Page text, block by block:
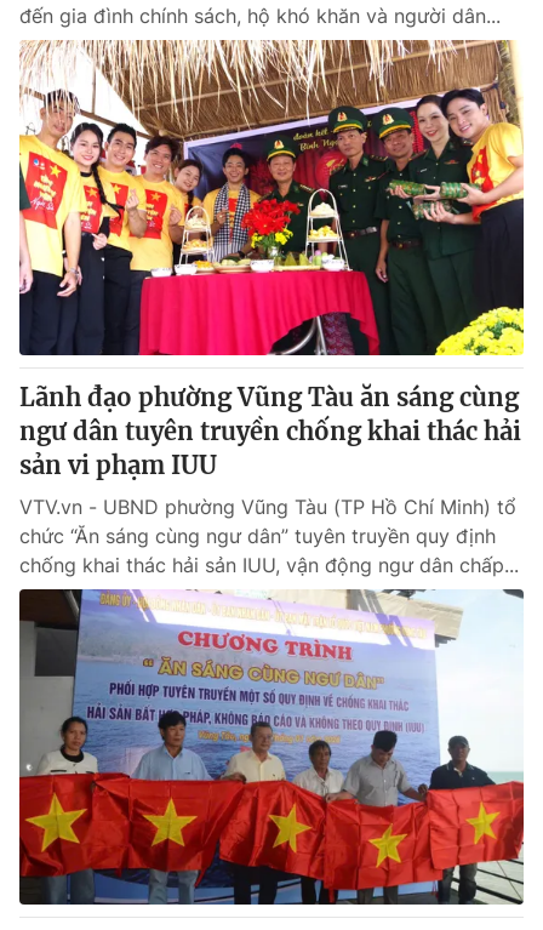
đến gia đình chính sách, hộ khó khăn và người dân...
Lãnh đạo phường Vũng Tàu ăn sáng cùng
ngư dân tuyên truyền chống khai thác hải
sản vi phạm IUU
VTV.vn - UBND phường Vũng Tàu (TP Hồ Chí Minh) tổ
chức “Ăn sáng cùng ngư dân” tuyên truyền quy định
chống khai thác hải sản IUU, vận động ngư dân chấp...